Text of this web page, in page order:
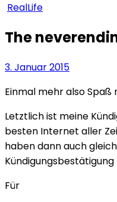
RealLife
The
3. Januar 2015
Einmal mehr also
Letztlich ist meine
besten Internet aller
haben dann auch
Für